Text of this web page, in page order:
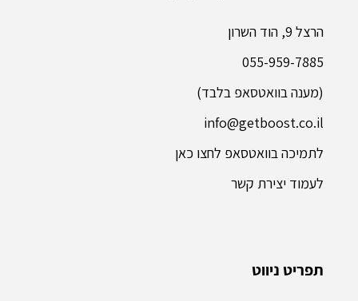
תפריט ניווט
הרצל 9, הוד השרון
055-959-7885
(מענה בוואטסאפ בלבד)
info@getboost.co.il
לתמיכה בוואטסאפ לחצו כאן
לעמוד יצירת קשר